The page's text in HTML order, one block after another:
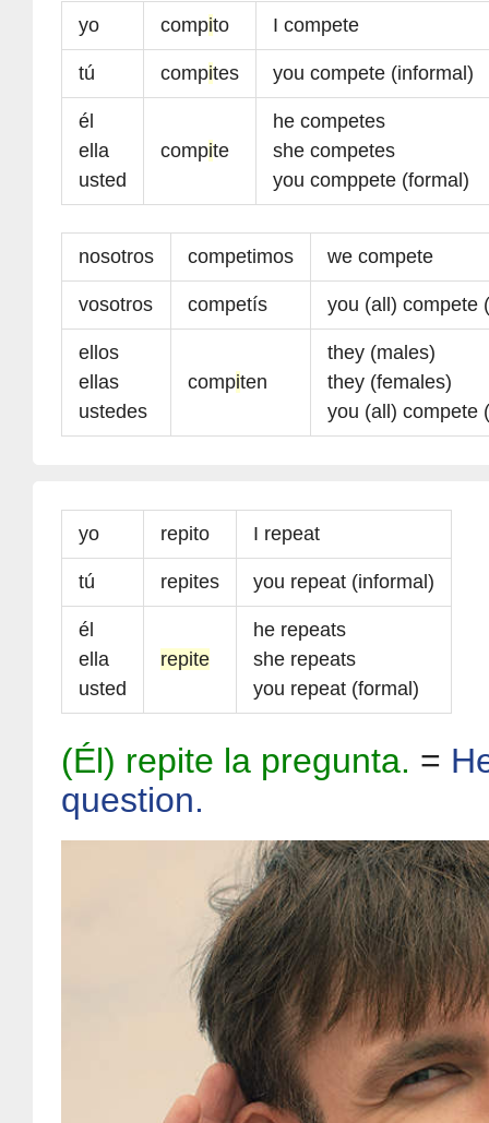
yo compito I compete
tú compites you compete (informal)
él
ella
usted
compite
he competes
she competes
you comppete (formal)
nosotros competimos we compete
vosotros competís you (all) compete
ellos
ellas
ustedes
compiten
they (males)
they (females)
you (all) compete
yo repito I repeat
tú repites you repeat (informal)
él
ella
usted
repite
he repeats
she repeats
you repeat (formal)
(Él) repite la pregunta. =
question.